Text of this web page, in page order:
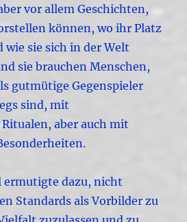
vor allem Geschichten,
können, wo ihr Platz
wie sie sich in der Welt
sie brauchen Menschen,
gutmütige Gegenspieler
sind, mit
aber auch mit
ermutigte dazu, nicht
Standards als Vorbilder zu